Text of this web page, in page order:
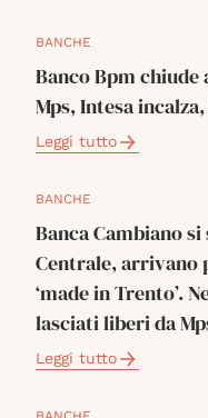
BANCHE
Banco Bpm chiude
Mps, Intesa
Leggi tutto
BANCHE
Banca Cambiano si
Centrale, arrivano
‘made in Trento’.
lasciati liberi da
Leggi tutto